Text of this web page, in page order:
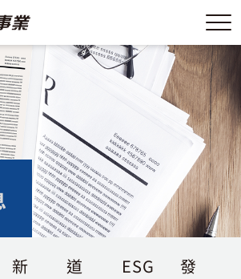
新
道
ESG
發